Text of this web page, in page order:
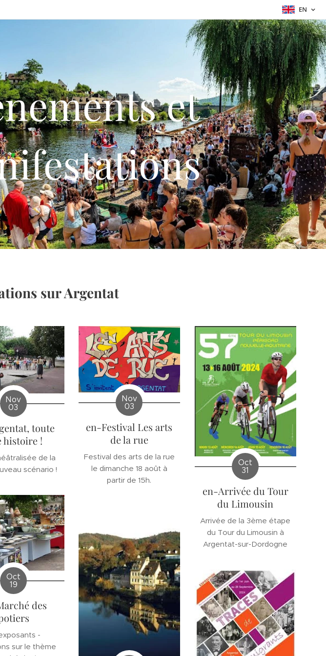
EN
et
sur Argentat
Nov
03
toute
histoire !
de la
scénario !
Nov
03
en-Festival Les arts
de la rue
Festival des arts de la rue
le dimanche 18 août à
partir de 15h.
Oct
31
en-Arrivée du Tour
du Limousin
Arrivée de la 3ème étape
du Tour du Limousin à
Argentat-sur-Dordogne
Oct
19
des
-
sur le thème